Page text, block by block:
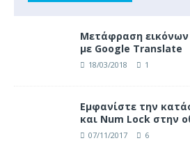
Μετάφραση εικόνων
με Google Translate
18/03/2018 1
Eμφανίστε την
και Num Lock στην
07/11/2017 6